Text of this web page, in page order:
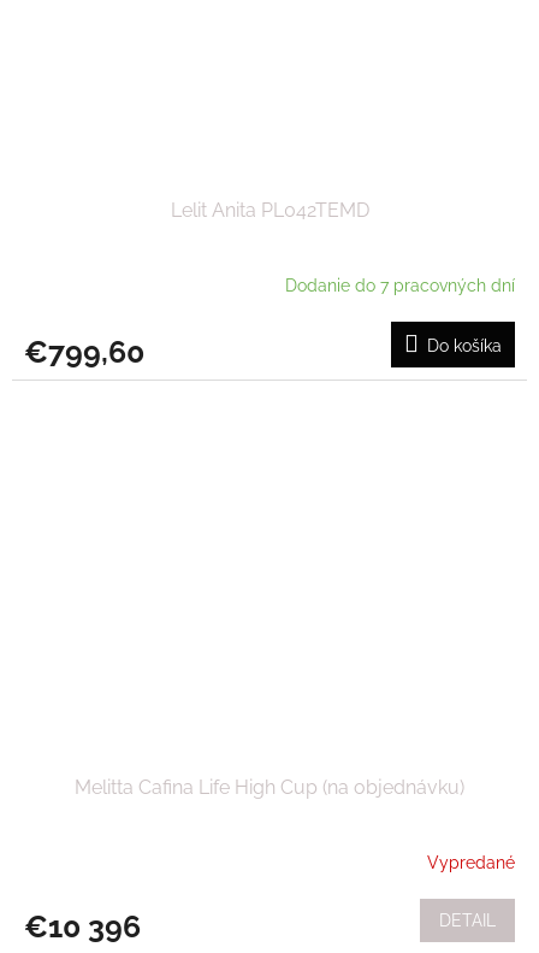
Lelit Anita PL042TEMD
Dodanie do 7 pracovných dní
€799,60 Do košíka
Melitta Cafina Life High Cup (na objednávku)
Vypredané
€10 396 DETAIL